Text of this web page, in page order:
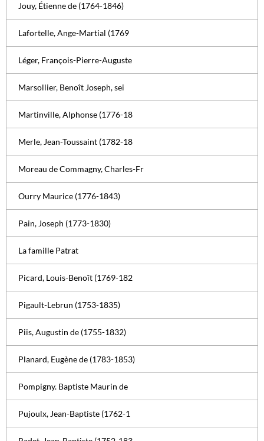
Jouy, Étienne de (1764-1846)
Lafortelle, Ange-Martial (1769
Léger, François-Pierre-Auguste
Marsollier, Benoît Joseph, sei
Martinville, Alphonse (1776-18
Merle, Jean-Toussaint (1782-18
Moreau de Commagny, Charles-Fr
Ourry Maurice (1776-1843)
Pain, Joseph (1773-1830)
La famille Patrat
Picard, Louis-Benoît (1769-182
Pigault-Lebrun (1753-1835)
Piis, Augustin de (1755-1832)
Planard, Eugène de (1783-1853)
Pompigny. Baptiste Maurin de
Pujoulx, Jean-Baptiste (1762-1